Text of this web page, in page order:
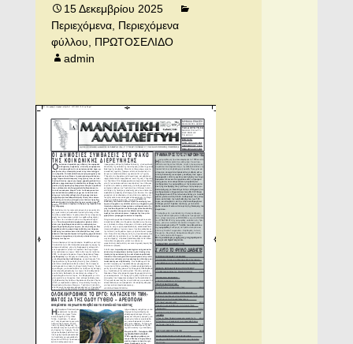
15 Δεκεμβρίου 2025
Περιεχόμενα, Περιεχόμενα
φύλλου, ΠΡΩΤΟΣΕΛΙΔΟ
admin